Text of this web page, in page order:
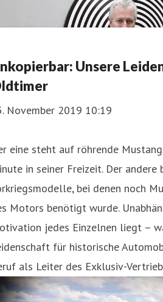
Unsere
November 2019 10:19
eine steht auf röhrende
in seiner Freizeit. Der andere
bei denen noch
Motors benötigt wurde.
jedes Einzelnen liegt –
für historische
als Leiter des Exklusiv-